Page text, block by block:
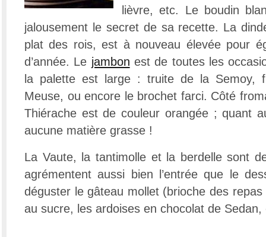
lièvre, etc. Le boudin
jalousement le secret de sa recette. La
plat des rois, est à nouveau élevée pour
d’année. Le jambon est de toutes les
la palette est large : truite de la Semoy,
Meuse, ou encore le brochet farci. Côté
Thiérache est de couleur orangée ; quant
aucune matière grasse !
La Vaute, la tantimolle et la berdelle sont
agrémentent aussi bien l’entrée que le
déguster le gâteau mollet (brioche des
au sucre, les ardoises en chocolat de Sedan,